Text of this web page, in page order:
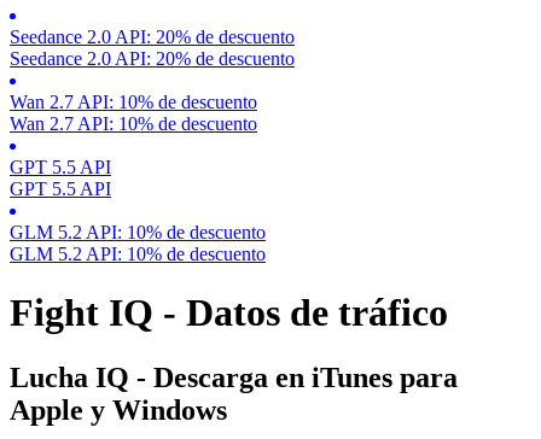
Seedance 2.0 API: 20% de descuento
Seedance 2.0 API: 20% de descuento
Wan 2.7 API: 10% de descuento
Wan 2.7 API: 10% de descuento
GPT 5.5 API
GPT 5.5 API
GLM 5.2 API: 10% de descuento
GLM 5.2 API: 10% de descuento
Fight IQ - Datos de tráfico
Lucha IQ - Descarga en iTunes para
Apple y Windows